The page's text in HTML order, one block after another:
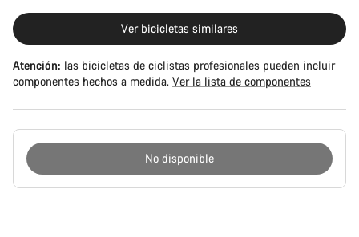
Ver bicicletas similares
Atención: las bicicletas de ciclistas profesionales pueden incluir
componentes hechos a medida. Ver la lista de componentes
No disponible